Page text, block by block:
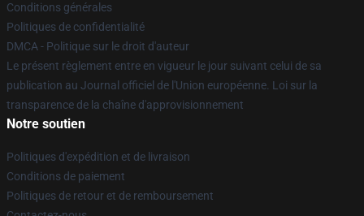
Conditions générales
Politiques de confidentialité
DMCA - Politique sur le droit d'auteur
Le présent règlement entre en vigueur le jour suivant celui de sa
publication au Journal officiel de l'Union européenne. Loi sur la
transparence de la chaîne d'approvisionnement
Notre soutien
Politiques d'expédition et de livraison
Conditions de paiement
Politiques de retour et de remboursement